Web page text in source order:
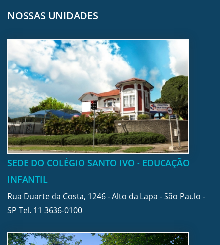
NOSSAS UNIDADES
SEDE DO COLÉGIO SANTO IVO - EDUCAÇÃO
INFANTIL
Rua Duarte da Costa, 1246 - Alto da Lapa - São Paulo -
SP Tel. 11 3636-0100